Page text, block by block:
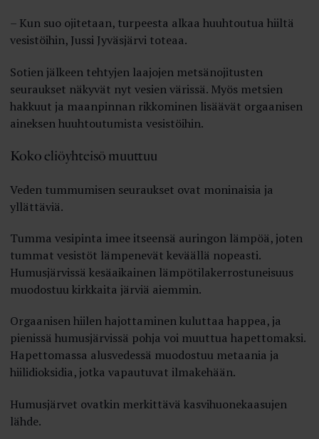
– Kun suo ojitetaan, turpeesta alkaa huuhtoutua hiiltä
vesistöihin, Jussi Jyväsjärvi toteaa.
Sotien jälkeen tehtyjen laajojen metsänojitusten
seuraukset näkyvät nyt vesien värissä. Myös metsien
hakkuut ja maanpinnan rikkominen lisäävät orgaanisen
aineksen huuhtoutumista vesistöihin.
Koko eliöyhteisö muuttuu
Veden tummumisen seuraukset ovat moninaisia ja
yllättäviä.
Tumma vesipinta imee itseensä auringon lämpöä, joten
tummat vesistöt lämpenevät keväällä nopeasti.
Humusjärvissä kesäaikainen lämpötilakerrostuneisuus
muodostuu kirkkaita järviä aiemmin.
Orgaanisen hiilen hajottaminen kuluttaa happea, ja
pienissä humusjärvissä pohja voi muuttua hapettomaksi.
Hapettomassa alusvedessä muodostuu metaania ja
hiilidioksidia, jotka vapautuvat ilmakehään.
Humusjärvet ovatkin merkittävä kasvihuonekaasujen
lähde.